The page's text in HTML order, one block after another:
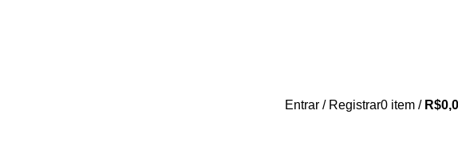
Entrar / Registrar0 item / R$